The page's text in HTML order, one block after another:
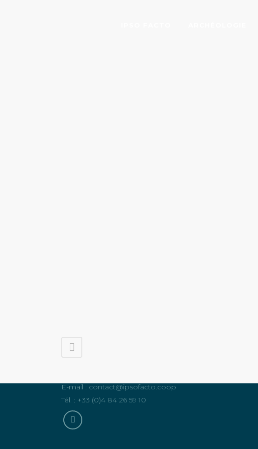
E-mail : contact@ipsofacto.coop
Tél. : +33 (0)4 84 26 59 10